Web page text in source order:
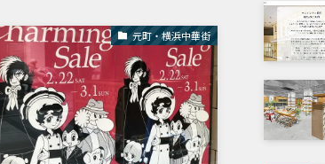
元町・横浜中華街